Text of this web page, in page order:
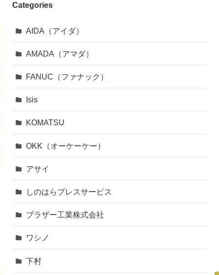
Categories
AIDA（アイダ）
AMADA（アマダ）
FANUC（ファナック）
Isis
KOMATSU
OKK（オーケーケー）
アサイ
しのはらプレスサービス
ブラザー工業株式会社
ワシノ
下村